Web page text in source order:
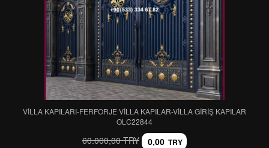
VİLLA KAPILARI-FERFORJE VİLLA KAPILAR-VİLLA GİRİŞ KAPILAR
OLC22844
60.000,00 TRY 0,00 TRY